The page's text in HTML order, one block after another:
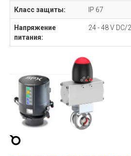
Класс защиты: IP 67
Напряжение
питания:
24 - 48 V DC/